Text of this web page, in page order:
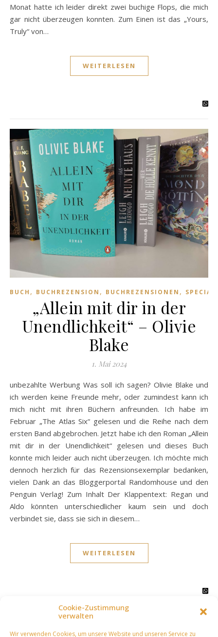
Cookie-Zustimmung
verwalten
Wir verwenden Cookies, um unsere Website und unseren Service zu
Monat hatte ich leider direkt zwei buchige Flops, die mich
gar nicht überzeugen konnten. Zum Einen ist das „Yours,
Truly“ von…
WEITERLESEN
BUCH , BUCHREZENSION , BUCHREZENSIONEN ,
„Allein mit dir in der
Unendlichkeit“ – Olivie
Blake
1. Mai 2024
unbezahlte Werbung Was soll ich sagen? Olivie Blake und
ich werden keine Freunde mehr, oder zumindest kann ich
mich nicht mit ihren Büchern anfreunden. Ich habe im
Februar „The Atlas Six“ gelesen und die Reihe nach dem
ersten Band abgebrochen. Jetzt habe ich den Roman „Allein
mit dir in der Unendlichkeit“ gelesen und dieses Buch
konnte mich leider auch nicht überzeugen. Ich möchte mich
dennoch herzlich für das Rezensionsexemplar bedanken,
vielen Dank an das Bloggerportal Randomhouse und den
Penguin Verlag! Zum Inhalt Der Klappentext: Regan und
Aldo könnten unterschiedlicher kaum sein und doch
verbindet sie, dass sie sich in diesem…
WEITERLESEN